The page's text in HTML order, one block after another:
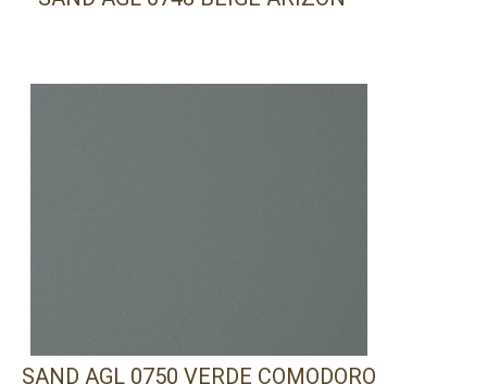
SAND AGL 0750 VERDE COMODORO